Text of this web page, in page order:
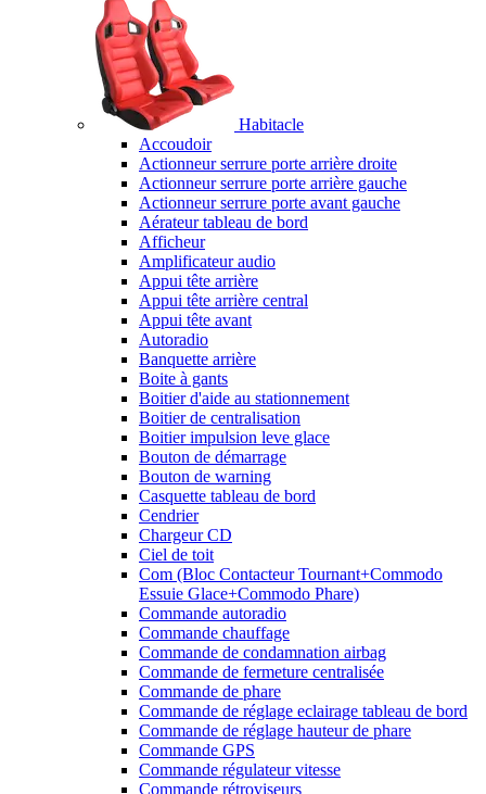
Habitacle
Accoudoir
Actionneur serrure porte arrière droite
Actionneur serrure porte arrière gauche
Actionneur serrure porte avant gauche
Aérateur tableau de bord
Afficheur
Amplificateur audio
Appui tête arrière
Appui tête arrière central
Appui tête avant
Autoradio
Banquette arrière
Boite à gants
Boitier d'aide au stationnement
Boitier de centralisation
Boitier impulsion leve glace
Bouton de démarrage
Bouton de warning
Casquette tableau de bord
Cendrier
Chargeur CD
Ciel de toit
Com (Bloc Contacteur Tournant+Commodo
Essuie Glace+Commodo Phare)
Commande autoradio
Commande chauffage
Commande de condamnation airbag
Commande de fermeture centralisée
Commande de phare
Commande de réglage eclairage tableau de bord
Commande de réglage hauteur de phare
Commande GPS
Commande régulateur vitesse
Commande rétroviseurs